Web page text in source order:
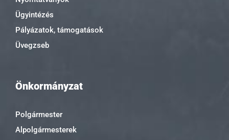
Ügyintézés
Pályázatok, támogatások
Üvegzseb
Önkormányzat
Polgármester
Alpolgármesterek